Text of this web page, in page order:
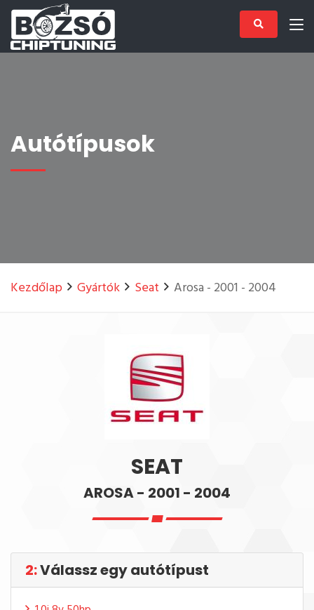
Autótípusok
Kezdőlap Gyártók Seat Arosa - 2001 - 2004
SEAT
AROSA - 2001 - 2004
2:Válassz egy autótípust